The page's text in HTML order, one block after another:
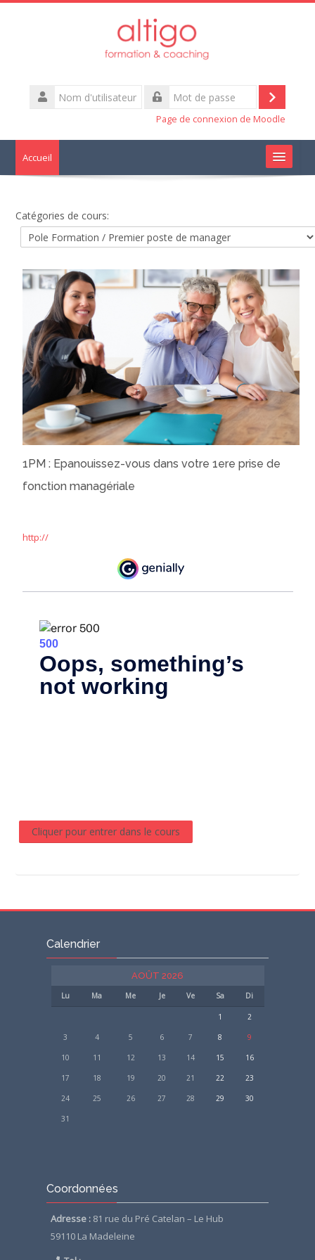
Nom
d'utilisateur
passe
Page de connexion de Moodle
Accueil
Mobilité
Communication
Contact
Rechercher
des
cours
Catégories de cours:
1PM : Epanouissez-vous dans votre 1ere prise de
fonction managériale
http://
Cliquer pour entrer dans le cours
Calendrier
AOÛT 2026
Lu Ma Me Je Ve Sa Di
1 2
3 4 5 6 7 8 9
10 11 12 13 14 15 16
17 18 19 20 21 22 23
24 25 26 27 28 29 30
31
Coordonnées
Adresse : 81 rue du Pré Catelan – Le Hub
59110 La Madeleine